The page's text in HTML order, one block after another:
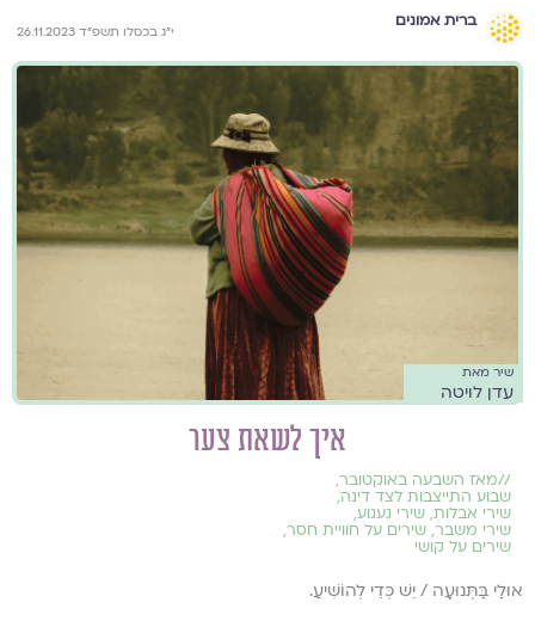
ברית אמונים
י״ג בכסלו תשפ״ד 26.11.2023
שיר מאת
עדן לויטה
איך לשאת צער
//מאז השבעה באוקטובר,
שבוע התייצבות לצד דינה,
שירי אבלות, שירי געגוע,
שירי משבר, שירים על חוויית חסר,
שירים על קושי
אוּלַי בַּתְּנוּעָה / יֵשׁ כְּדֵי לְהוֹשִׁיעַ.